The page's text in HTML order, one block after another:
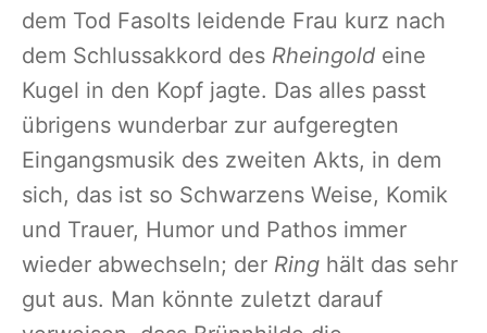
dem Tod Fasolts leidende Frau kurz nach
dem Schlussakkord des Rheingold eine
Kugel in den Kopf jagte. Das alles passt
übrigens wunderbar zur aufgeregten
Eingangsmusik des zweiten Akts, in dem
sich, das ist so Schwarzens Weise, Komik
und Trauer, Humor und Pathos immer
wieder abwechseln; der Ring hält das sehr
gut aus. Man könnte zuletzt darauf